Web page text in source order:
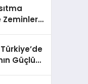
Zeminler
Güçlü